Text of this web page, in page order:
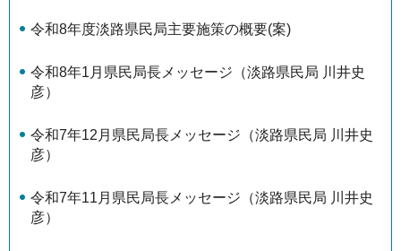
令和8年度淡路県民局主要施策の概要(案)
令和8年1月県民局長メッセージ（淡路県民局 川井史
彦）
令和7年12月県民局長メッセージ（淡路県民局 川井史
彦）
令和7年11月県民局長メッセージ（淡路県民局 川井史
彦）